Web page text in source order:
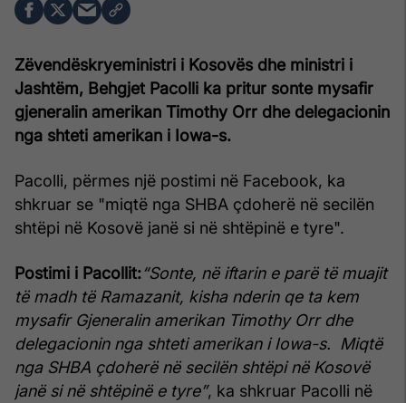
Zëvendëskryeministri i Kosovës dhe ministri i
Jashtëm, Behgjet Pacolli ka pritur sonte mysafir
gjeneralin amerikan Timothy Orr dhe delegacionin
nga shteti amerikan i Iowa-s.
Pacolli, përmes një postimi në Facebook, ka
shkruar se "miqtë nga SHBA çdoherë në secilën
shtëpi në Kosovë janë si në shtëpinë e tyre".
Postimi i Pacollit:“Sonte, në iftarin e parë të muajit
të madh të Ramazanit, kisha nderin qe ta kem
mysafir Gjeneralin amerikan Timothy Orr dhe
delegacionin nga shteti amerikan i Iowa-s. Miqtë
nga SHBA çdoherë në secilën shtëpi në Kosovë
janë si në shtëpinë e tyre”, ka shkruar Pacolli në